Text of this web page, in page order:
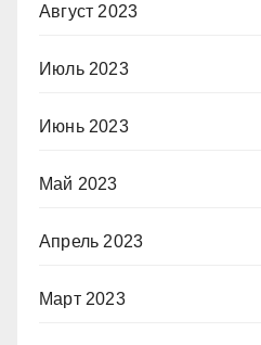
Август 2023
Июль 2023
Июнь 2023
Май 2023
Апрель 2023
Март 2023